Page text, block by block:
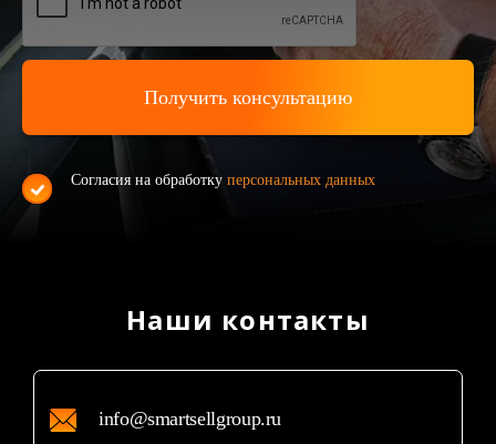
Согласия на обработку персональных данных
Наши контакты
info@smartsellgroup.ru